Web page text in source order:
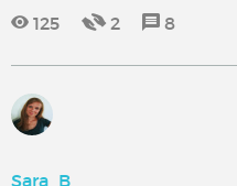
125 2 8
Sara_B